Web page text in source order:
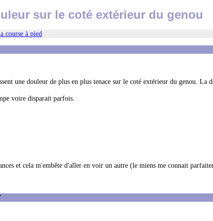
sur le coté extérieur du genou
course à pied
une douleur de plus en plus tenace sur le coté extérieur du genou. La
voire disparait parfois.
et cela m'embête d'aller en voir un autre (le miens me connait